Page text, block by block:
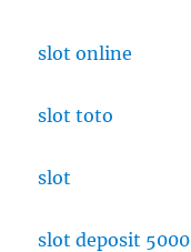
slot online
slot toto
slot
slot deposit 5000